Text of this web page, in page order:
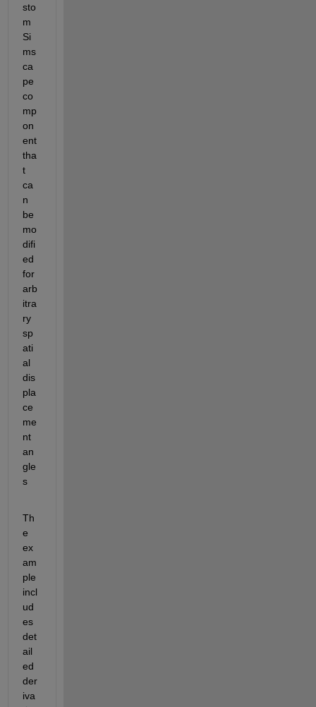
sto
m
Si
ms
ca
pe
co
mp
on
ent
tha
t
ca
n
be
mo
difi
ed
for
arb
itra
ry
sp
ati
al
dis
pla
ce
me
nt
an
gle
s
Th
e
ex
am
ple
incl
ud
es
det
ail
ed
der
iva